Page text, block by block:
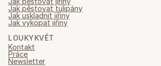
Jak pěstovat tulipány
Jak uskladnit jiřiny
Jak vykopat jiřiny
LOUKYKVĚT
Kontakt
Práce
Newsletter